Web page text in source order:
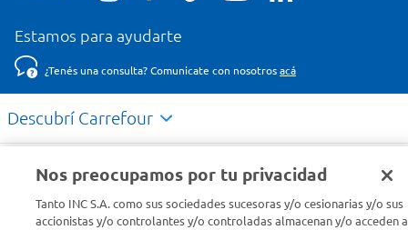
Estamos para ayudarte
¿Tenés una consulta? Comunicate con nosotros acá
Descubrí Carrefour
Conocenos
Info útil
Nos preocupamos por tu privacidad
Tanto INC S.A. como sus sociedades sucesoras y/o cesionarias y/o sus
accionistas y/o controlantes y/o controladas almacenan y/o acceden a